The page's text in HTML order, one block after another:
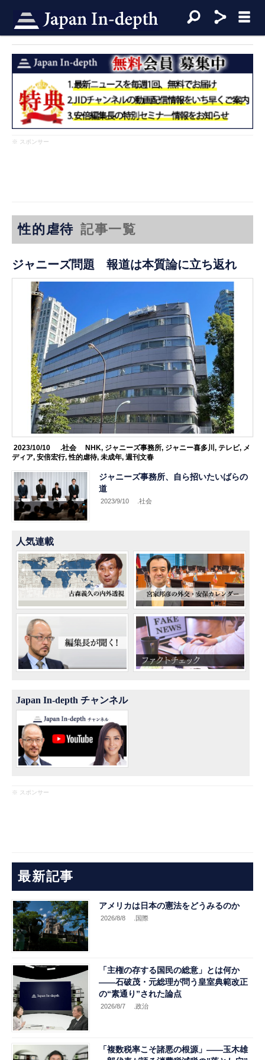
※ スポンサー
性的虐待 記事一覧
ジャニーズ問題 報道は本質論に立ち返れ
2023/10/10 .社会 NHK, ジャニーズ事務所, ジャニー喜多川 , テレビ, メ
ディア,安倍宏行,性的虐待,未成年,週刊文春
ジャニーズ事務所、自ら招いたいばらの
道
2023/9/10 .社会
人気連載
Japan In-depth チャンネル
※ スポンサー
最新記事
アメリカは日本の憲法をどうみるのか
2026/8/8 .国際
「主権の存する国民の総意」とは何か
――石破茂・元総理が問う皇室典範改正
の“素通り”された論点
2026/8/7 .政治
「複数税率こそ諸悪の根源」――玉木雄